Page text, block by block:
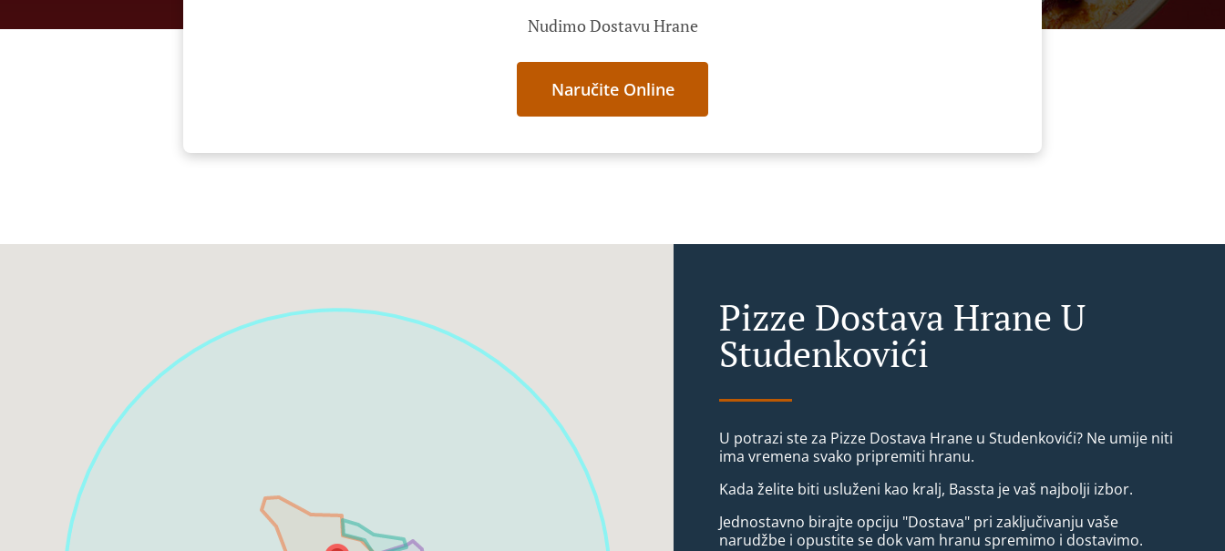
Nudimo Dostavu Hrane
Naručite Online
Pizze Dostava Hrane U
Studenkovići
U potrazi ste za Pizze Dostava Hrane u Studenkovići? Ne umije niti
ima vremena svako pripremiti hranu.
Kada želite biti usluženi kao kralj, Bassta je vaš najbolji izbor.
Jednostavno birajte opciju "Dostava" pri zaključivanju vaše
narudžbe i opustite se dok vam hranu spremimo i dostavimo.